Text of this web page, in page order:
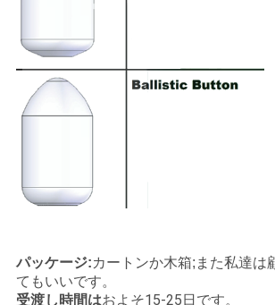
パッケージ:カートンか木箱;また私達は
てもいいです。
受渡し時間はおよそ15-25日です。